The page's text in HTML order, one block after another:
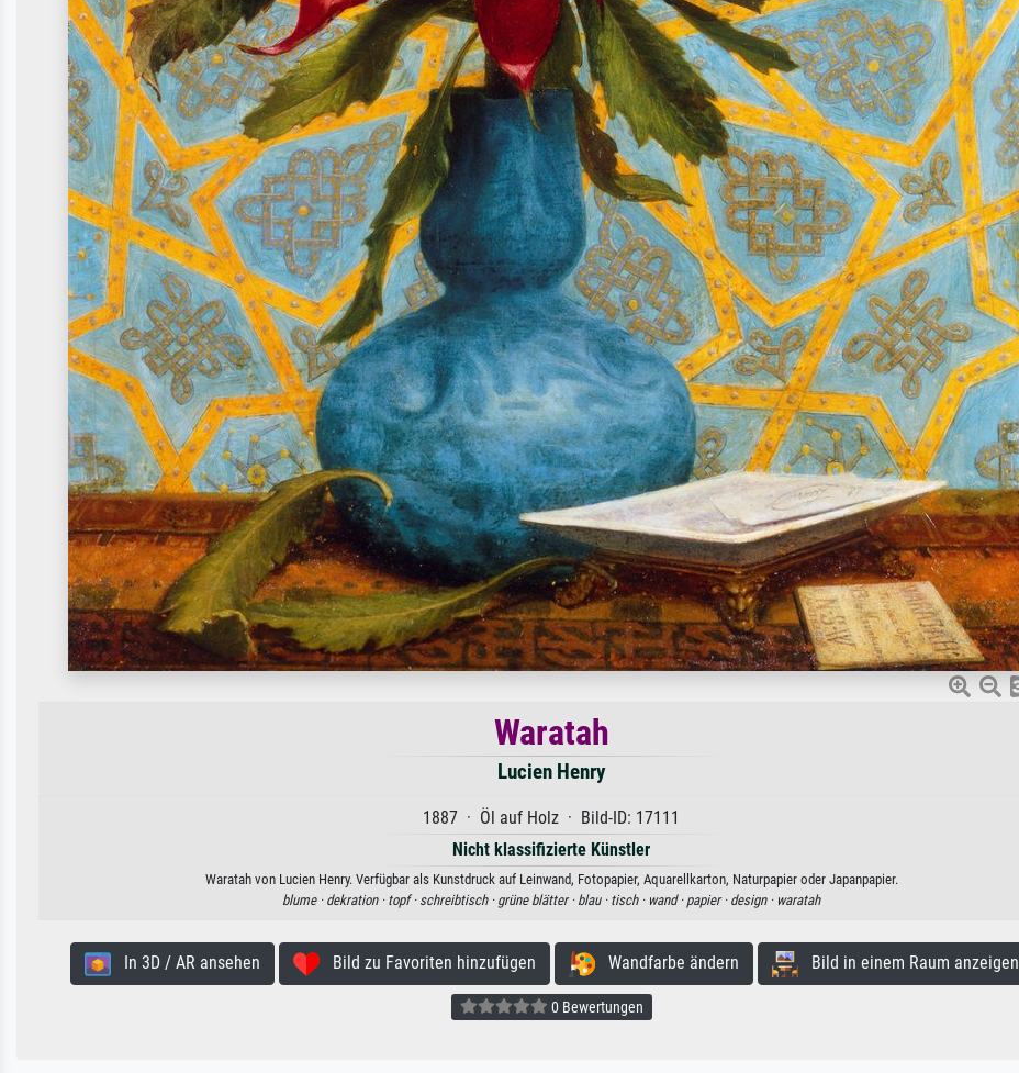
Waratah
Lucien Henry
1887 · Öl auf Holz · Bild-ID: 17111
Nicht klassifizierte Künstler
Waratah von Lucien Henry. Verfügbar als Kunstdruck auf Leinwand, Fotopapier, Aquarellkarton, Naturpapier oder Japanpapier.
blume · dekration · topf · schreibtisch · grüne blätter · blau · tisch · wand · papier · design · waratah
In 3D / AR ansehen Bild zu Favoriten hinzufügen Wandfarbe ändern Bild in einem Raum anzeigen
0 Bewertungen